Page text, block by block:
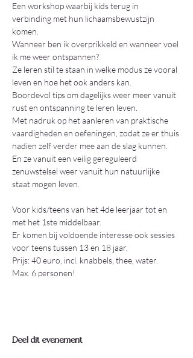
Een workshop waarbij kids terug in
verbinding met hun lichaamsbewustzijn
komen.
Wanneer ben ik overprikkeld en wanneer voel
ik me weer ontspannen?
Ze leren stil te staan in welke modus ze vooral
leven en hoe het ook anders kan.
Boordevol tips om dagelijks weer meer vanuit
rust en ontspanning te leren leven.
Met nadruk op het aanleren van praktische
vaardigheden en oefeningen, zodat ze er thuis
nadien zelf verder mee aan de slag kunnen.
En ze vanuit een veilig gereguleerd
zenuwstelsel weer vanuit hun natuurlijke
staat mogen leven.
Voor kids/teens van het 4de leerjaar tot en
met het 1ste middelbaar.
Er komen bij voldoende interesse ook sessies
voor teens tussen 13 en 18 jaar.
Prijs: 40 euro, incl. knabbels, thee, water.
Max. 6 personen!
Deel dit evenement